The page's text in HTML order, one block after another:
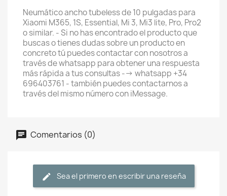
Neumático ancho tubeless de 10 pulgadas para
Xiaomi M365, 1S, Essential, Mi 3, Mi3 lite, Pro, Pro2
o similar. - Si no has encontrado el producto que
buscas o tienes dudas sobre un producto en
concreto tú puedes contactar con nosotros a
través de whatsapp para obtener una respuesta
más rápida a tus consultas --> whatsapp +34
696403761 - también puedes contactarnos a
través del mismo número con iMessage.
Comentarios (0)
Sea el primero en escribir una reseña